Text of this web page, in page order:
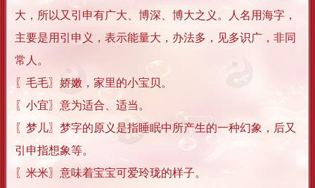
大，所以又引申有广大、博深、博大之义。人名用海字，
主要是用引申义，表示能量大，办法多，见多识广，非同
常人。
〖毛毛〗娇嫩，家里的小宝贝。
〖小宜〗意为适合、适当。
〖梦儿〗梦字的原义是指睡眠中所产生的一种幻象，后又
引申指想象等。
〖米米〗意味着宝宝可爱玲珑的样子。